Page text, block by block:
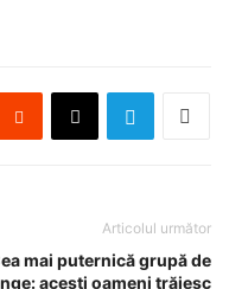
Articolul următor
mai puternică grupă de
acești oameni trăiesc